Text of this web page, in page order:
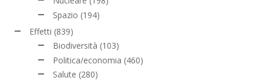
Spazio (194)
Effetti (839)
Biodiversità (103)
Politica/economia (460)
Salute (280)